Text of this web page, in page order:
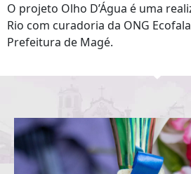
O projeto Olho D’Água é uma
Rio com curadoria da ONG
Prefeitura de Magé.